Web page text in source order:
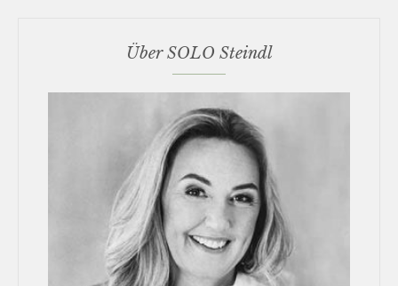
Über SOLO Steindl